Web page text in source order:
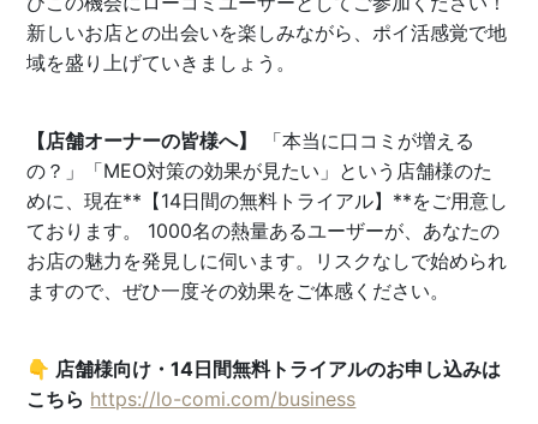
新しいお店との出会いを楽しみながら、ポイ活感覚で地
域を盛り上げていきましょう。
【店舗オーナーの皆様へ】
「本当に口コミが増える
の？」「MEO対策の効果が見たい」という店舗様のた
めに、現在**【14日間の無料トライアル】**をご用意し
ております。 1000名の熱量あるユーザーが、あなたの
お店の魅力を発見しに伺います。リスクなしで始められ
ますので、ぜひ一度その効果をご体感ください。
👇 店舗様向け・14日間無料トライアルのお申し込みは
こちら https://lo-comi.com/business